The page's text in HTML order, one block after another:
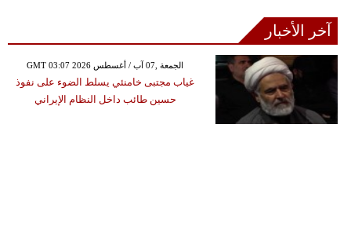
آخر الأخبار
GMT 03:07 2026 الجمعة ,07 آب / أغسطس
غياب مجتبى خامنئي يسلط الضوء على نفوذ
حسين طائب داخل النظام الإيراني